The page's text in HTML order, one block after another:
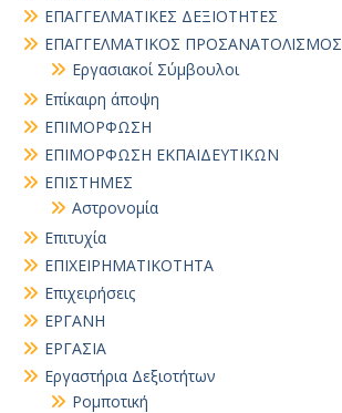
ΕΠΑΓΓΕΛΜΑΤΙΚΕΣ ΔΕΞΙΟΤΗΤΕΣ
ΕΠΑΓΓΕΛΜΑΤΙΚΟΣ ΠΡΟΣΑΝΑΤΟΛΙΣΜΟΣ
Εργασιακοί Σύμβουλοι
Επίκαιρη άποψη
ΕΠΙΜΟΡΦΩΣΗ
ΕΠΙΜΟΡΦΩΣΗ ΕΚΠΑΙΔΕΥΤΙΚΩΝ
ΕΠΙΣΤΗΜΕΣ
Αστρονομία
Επιτυχία
ΕΠΙΧΕΙΡΗΜΑΤΙΚΟΤΗΤΑ
Επιχειρήσεις
ΕΡΓΑΝΗ
ΕΡΓΑΣΙΑ
Εργαστήρια Δεξιοτήτων
Ρομποτική